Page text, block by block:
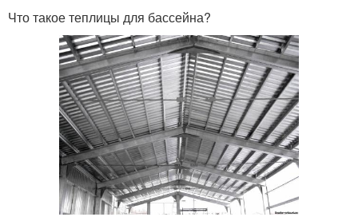
Что такое теплицы для бассейна?